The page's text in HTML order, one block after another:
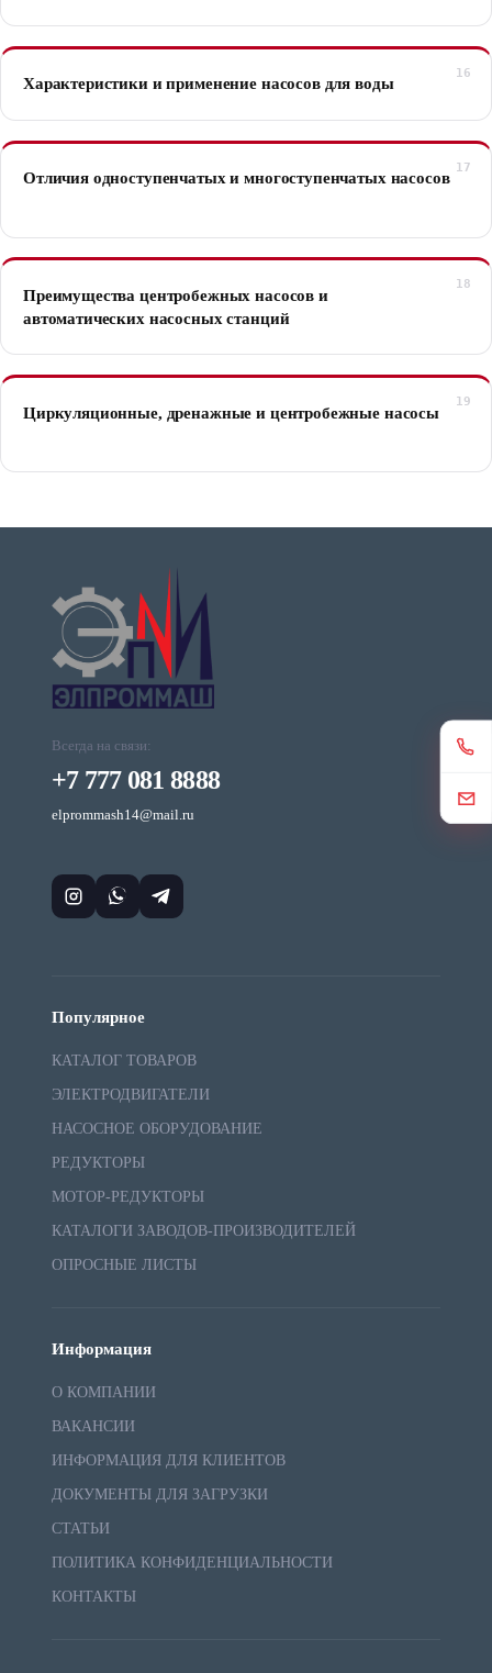
Характеристики и применение насосов для воды
Отличия одноступенчатых и многоступенчатых насосов
Преимущества центробежных насосов и
автоматических насосных станций
Циркуляционные, дренажные и центробежные насосы
Всегда на связи:
+7 777 081 8888
elprommash14@mail.ru
Популярное
КАТАЛОГ ТОВАРОВ
ЭЛЕКТРОДВИГАТЕЛИ
НАСОСНОЕ ОБОРУДОВАНИЕ
РЕДУКТОРЫ
МОТОР-РЕДУКТОРЫ
КАТАЛОГИ ЗАВОДОВ-ПРОИЗВОДИТЕЛЕЙ
ОПРОСНЫЕ ЛИСТЫ
Информация
О КОМПАНИИ
ВАКАНСИИ
ИНФОРМАЦИЯ ДЛЯ КЛИЕНТОВ
ДОКУМЕНТЫ ДЛЯ ЗАГРУЗКИ
СТАТЬИ
ПОЛИТИКА КОНФИДЕНЦИАЛЬНОСТИ
КОНТАКТЫ